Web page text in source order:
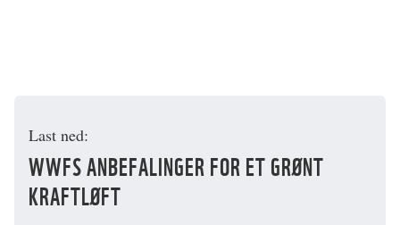
Last ned:
WWFS ANBEFALINGER FOR ET GRØNT
KRAFTLØFT